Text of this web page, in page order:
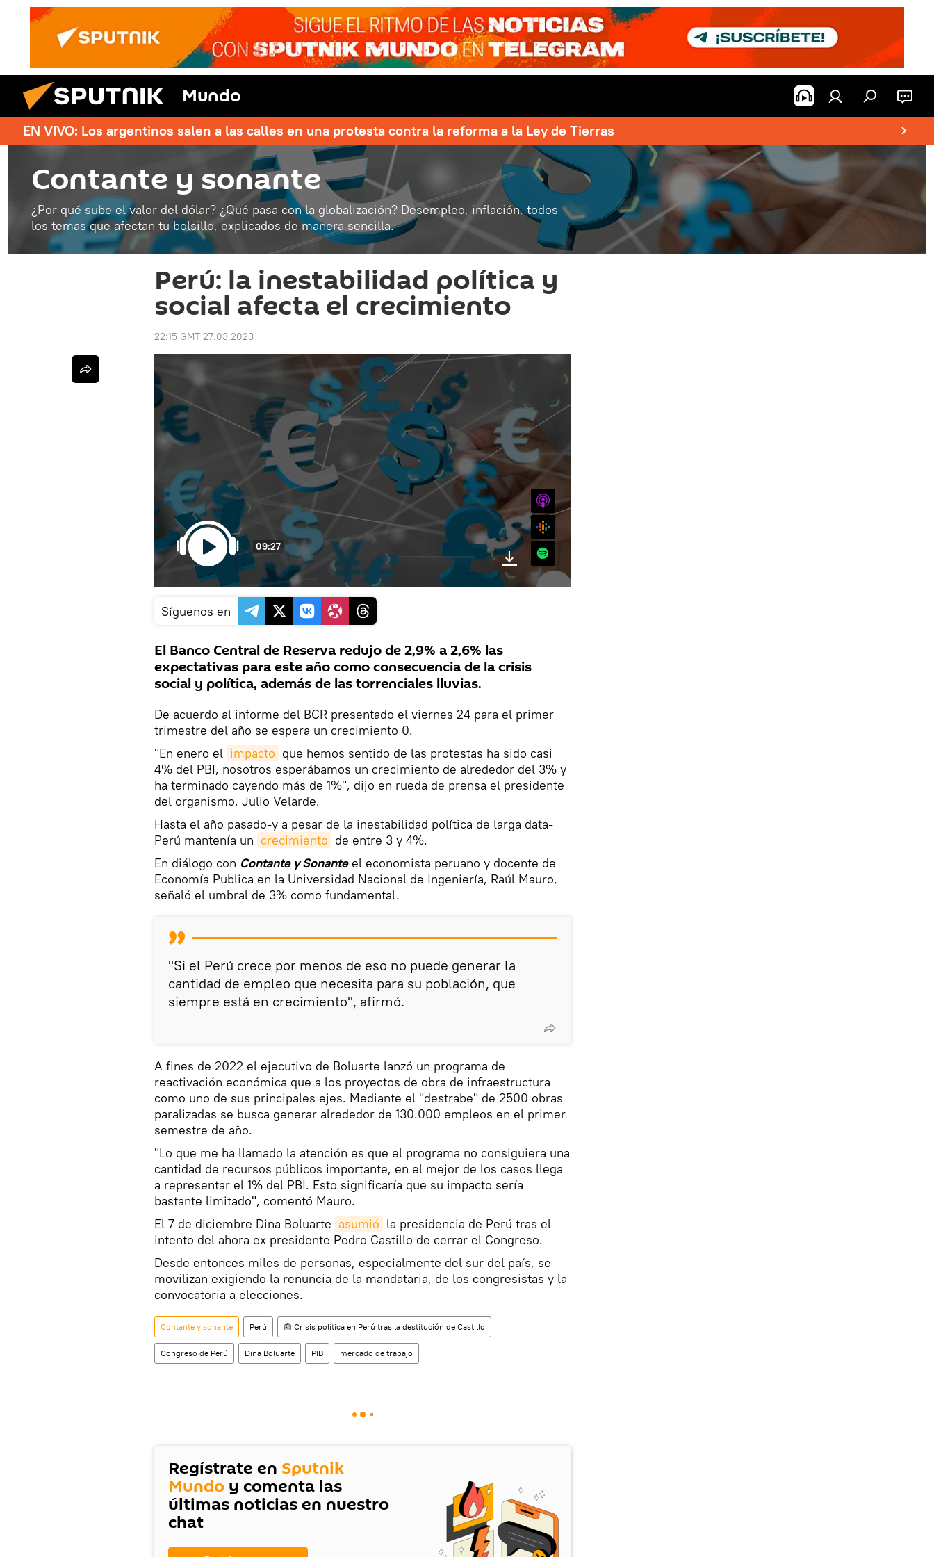
Mundo
EN VIVO: Los argentinos salen a las calles en una protesta contra la reforma a la Ley de Tierras
Contante y sonante
¿Por qué sube el valor del dólar? ¿Qué pasa con la globalización? Desempleo, inflación, todos
los temas que afectan tu bolsillo, explicados de manera sencilla.
Perú: la inestabilidad política y
social afecta el crecimiento
22:15 GMT 27.03.2023
09:27
iTunes
Google
Spotify
Síguenos en
El Banco Central de Reserva redujo de 2,9% a 2,6% las
expectativas para este año como consecuencia de la crisis
social y política, además de las torrenciales lluvias.
De acuerdo al informe del BCR presentado el viernes 24 para el primer
trimestre del año se espera un crecimiento 0.
"En enero el impacto que hemos sentido de las protestas ha sido casi
4% del PBI, nosotros esperábamos un crecimiento de alrededor del 3% y
ha terminado cayendo más de 1%", dijo en rueda de prensa el presidente
del organismo, Julio Velarde.
Hasta el año pasado-y a pesar de la inestabilidad política de larga data-
Perú mantenía un crecimiento de entre 3 y 4%.
En diálogo con Contante y Sonanteel economista peruano y docente de
Economía Publica en la Universidad Nacional de Ingeniería, Raúl Mauro,
señaló el umbral de 3% como fundamental.
"Si el Perú crece por menos de eso no puede generar la
cantidad de empleo que necesita para su población, que
siempre está en crecimiento", afirmó.
A fines de 2022 el ejecutivo de Boluarte lanzó un programa de
reactivación económica que a los proyectos de obra de infraestructura
como uno de sus principales ejes. Mediante el "destrabe" de 2500 obras
paralizadas se busca generar alrededor de 130.000 empleos en el primer
semestre de año.
"Lo que me ha llamado la atención es que el programa no consiguiera una
cantidad de recursos públicos importante, en el mejor de los casos llega
a representar el 1% del PBI. Esto significaría que su impacto sería
bastante limitado", comentó Mauro.
El 7 de diciembre Dina Boluarte asumió la presidencia de Perú tras el
intento del ahora ex presidente Pedro Castillo de cerrar el Congreso.
Desde entonces miles de personas, especialmente del sur del país, se
movilizan exigiendo la renuncia de la mandataria, de los congresistas y la
convocatoria a elecciones.
Contante y sonante Perú 📰 Crisis política en Perú tras la destitución de Castillo
Congreso de Perú Dina Boluarte PIB mercado de trabajo
Regístrate en Sputnik
Mundo y comenta las
últimas noticias en nuestro
chat